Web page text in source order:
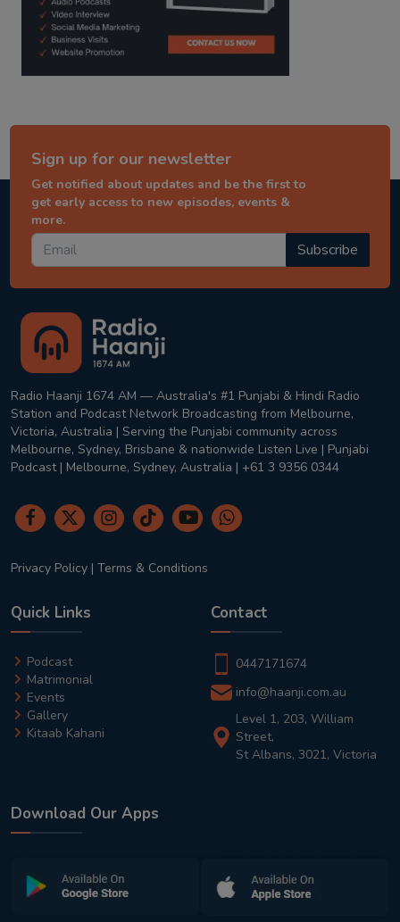
Sign up for our newsletter
Get notified about updates and be the first to
get early access to new episodes, events &
more.
Subscribe
Radio Haanji 1674 AM — Australia's #1 Punjabi & Hindi Radio
Station and Podcast Network Broadcasting from Melbourne,
Victoria, Australia | Serving the Punjabi community across
Melbourne, Sydney, Brisbane & nationwide Listen Live | Punjabi
Podcast | Melbourne, Sydney, Australia | +61 3 9356 0344
Privacy Policy | Terms & Conditions
Quick Links
Podcast
Matrimonial
Events
Gallery
Kitaab Kahani
Contact
0447171674
info@haanji.com.au
Level 1, 203, William
Street,
St Albans, 3021, Victoria
Download Our Apps